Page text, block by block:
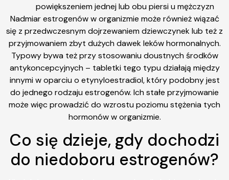
powiększeniem jednej lub obu piersi u mężczyzn
Nadmiar estrogenów w organizmie może również wiązać
się z przedwczesnym dojrzewaniem dziewczynek lub też z
przyjmowaniem zbyt dużych dawek leków hormonalnych.
Typowy bywa też przy stosowaniu doustnych środków
antykoncepcyjnych – tabletki tego typu działają między
innymi w oparciu o etynyloestradiol, który podobny jest
do jednego rodzaju estrogenów. Ich stałe przyjmowanie
może więc prowadzić do wzrostu poziomu stężenia tych
hormonów w organizmie.
Co się dzieje, gdy dochodzi
do niedoboru estrogenów?